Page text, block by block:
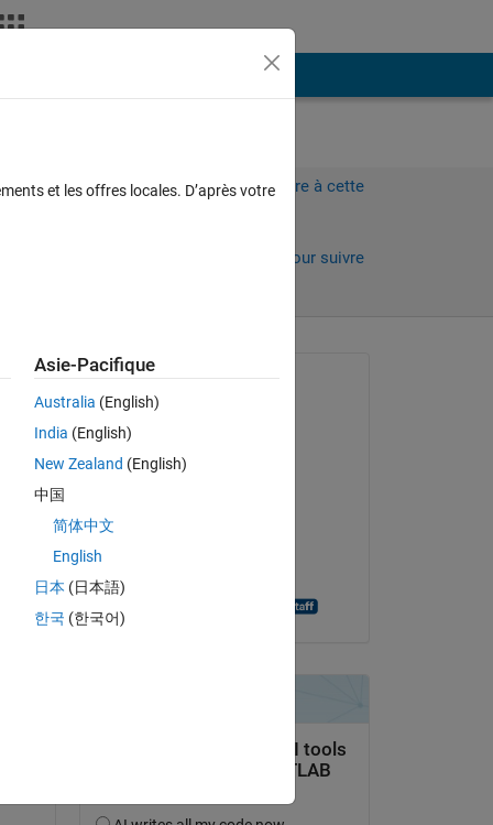
Connectez-vous pour répondre à cette
Connectez-vous pour suivre
David Koenig
le 17 Août 2012
le 1 Sep 2021
Acceptée :
et les offres locales. D’après votre
Asie-Pacifique
Australia (English)
India (English)
New Zealand (English)
中国
简体中文
English
日本 (日本語)
한국 (한국어)